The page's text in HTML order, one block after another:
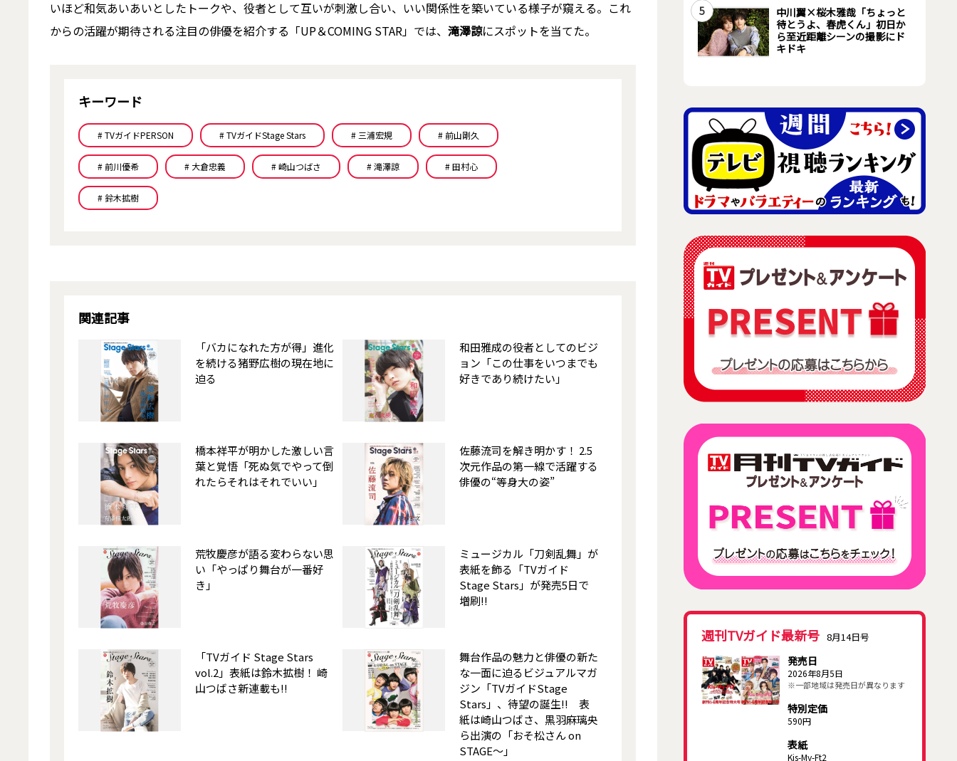
いほど和気あいあいとしたトークや、役者として互いが刺激し合い、いい関係性を築いている様子が窺える。これ
からの活躍が期待される注目の俳優を紹介する「UP＆COMING STAR」では、 滝澤諒にスポットを当てた。
キーワード
# TVガイドPERSON # TVガイドStage Stars # 三浦宏規 # 前山剛久
# 前川優希 # 大倉忠義 # 崎山つばさ # 滝澤諒 # 田村心
# 鈴木拡樹
関連記事
「バカになれた方が得」進化
を続ける猪野広樹の現在地に
迫る
和田雅成の役者としてのビジ
ョン「この仕事をいつまでも
好きであり続けたい」
橋本祥平が明かした激しい言
葉と覚悟「死ぬ気でやって倒
れたらそれはそれでいい」
佐藤流司を解き明かす！ 2.5
次元作品の第一線で活躍する
俳優の“等身大の姿”
荒牧慶彦が語る変わらない思
い「やっぱり舞台が一番好
き」
ミュージカル「刀剣乱舞」が
表紙を飾る「TVガイド
Stage Stars」が発売5日で
増刷!!
「TVガイド Stage Stars
vol.2」表紙は鈴木拡樹！ 崎
山つばさ新連載も!!
舞台作品の魅力と俳優の新た
な一面に迫るビジュアルマガ
ジン「TVガイドStage
Stars」、待望の誕生!! 表
紙は崎山つばさ、黒羽麻璃央
ら出演の「おそ松さん on
STAGE～」
5
中川翼×桜木雅哉「ちょっと
待とうよ、春虎くん」初日か
ら至近距離シーンの撮影にド
キドキ
週刊TVガイド最新号 8月14日号
発売日
2026年8月5日
※一部地域は発売日が異なります
特別定価
590円
表紙
Kis-My-Ft2